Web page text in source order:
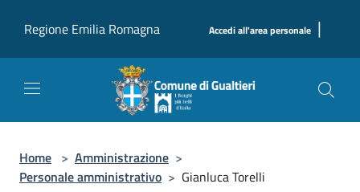
Regione Emilia Romagna
Accedi all'area personale |
Home > Amministrazione >
Personale amministrativo > Gianluca Torelli